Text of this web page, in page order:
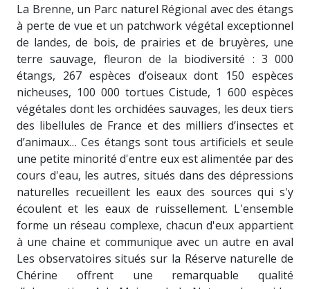
La Brenne, un Parc naturel Régional avec des étangs
à perte de vue et un patchwork végétal exceptionnel
de landes, de bois, de prairies et de bruyères, une
terre sauvage, fleuron de la biodiversité : 3 000
étangs, 267 espèces d’oiseaux dont 150 espèces
nicheuses, 100 000 tortues Cistude, 1 600 espèces
végétales dont les orchidées sauvages, les deux tiers
des libellules de France et des milliers d’insectes et
d’animaux… Ces étangs sont tous artificiels et seule
une petite minorité d'entre eux est alimentée par des
cours d'eau, les autres, situés dans des dépressions
naturelles recueillent les eaux des sources qui s'y
écoulent et les eaux de ruissellement. L'ensemble
forme un réseau complexe, chacun d'eux appartient
à une chaine et communique avec un autre en aval
Les observatoires situés sur la Réserve naturelle de
Chérine offrent une remarquable qualité